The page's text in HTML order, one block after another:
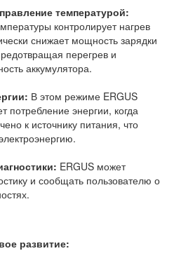
температурой:
контролирует нагрев
снижает мощность зарядки
перегрев и
аккумулятора.
В этом режиме ERGUS
потребление энергии, когда
к источнику питания, что
ERGUS может
и сообщать пользователю о
развитие: